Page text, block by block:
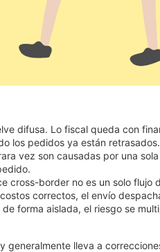
difusa. Lo fiscal queda con
los pedidos ya están
vez son causadas por una
cross-border no es un solo
correctos, el envío
forma aislada, el riesgo se
lleva a